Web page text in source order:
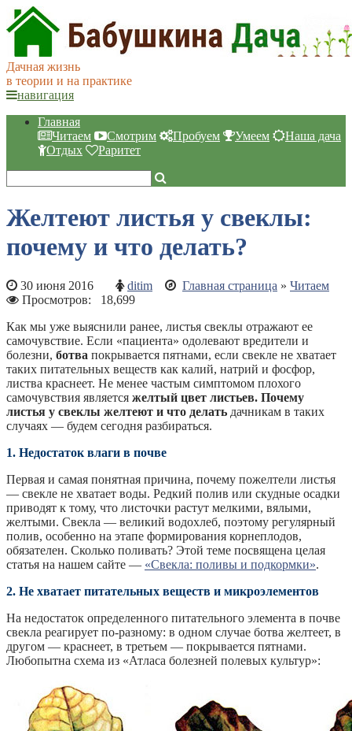
Дачная жизнь
в теории и на практике
навигация
Главная
Читаем
Смотрим Пробуем Умеем
Наша дача
Отдых
Раритет
Желтеют листья у свеклы:
почему и что делать?
30 июня 2016 ditim Главная страница » Читаем
Просмотров: 18,699
Как мы уже выяснили ранее, листья свеклы отражают ее
самочувствие. Если «пациента» одолевают вредители и
болезни, ботва покрывается пятнами, если свекле не хватает
таких питательных веществ как калий, натрий и фосфор,
листва краснеет. Не менее частым симптомом плохого
самочувствия является желтый цвет листьев. Почему
листья у свеклы желтеют и что делать дачникам в таких
случаях — будем сегодня разбираться.
1. Недостаток влаги в почве
Первая и самая понятная причина, почему пожелтели листья
— свекле не хватает воды. Редкий полив или скудные осадки
приводят к тому, что листочки растут мелкими, вялыми,
желтыми. Свекла — великий водохлеб, поэтому регулярный
полив, особенно на этапе формирования корнеплодов,
обязателен. Сколько поливать? Этой теме посвящена целая
статья на нашем сайте — «Свекла: поливы и подкормки».
2. Не хватает питательных веществ и микроэлементов
На недостаток определенного питательного элемента в почве
свекла реагирует по-разному: в одном случае ботва желтеет, в
другом — краснеет, в третьем — покрывается пятнами.
Любопытна схема из «Атласа болезней полевых культур»: